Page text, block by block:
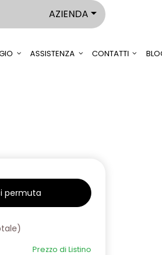
AZIENDA
ASSISTENZA CONTATTI
permuta
)
Prezzo di Listino